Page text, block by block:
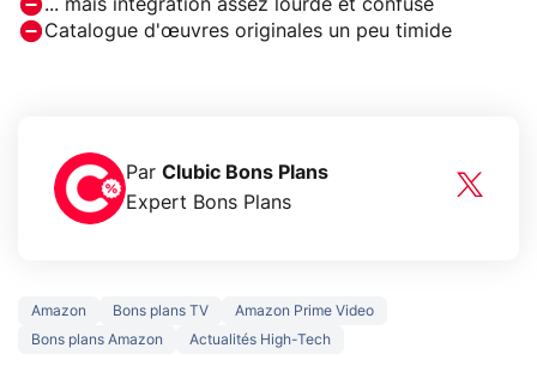
... mais intégration assez lourde et confuse
Catalogue d'œuvres originales un peu timide
Par Clubic Bons Plans
Expert Bons Plans
Amazon Bons plans TV
Amazon Prime Video
Bons plans Amazon
Actualités High-Tech